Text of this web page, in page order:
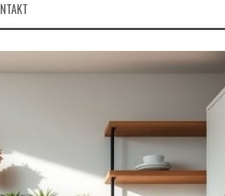
światła wpływa na optyczne powiększenie
aranżację unikając efektu monotoni i chaosu